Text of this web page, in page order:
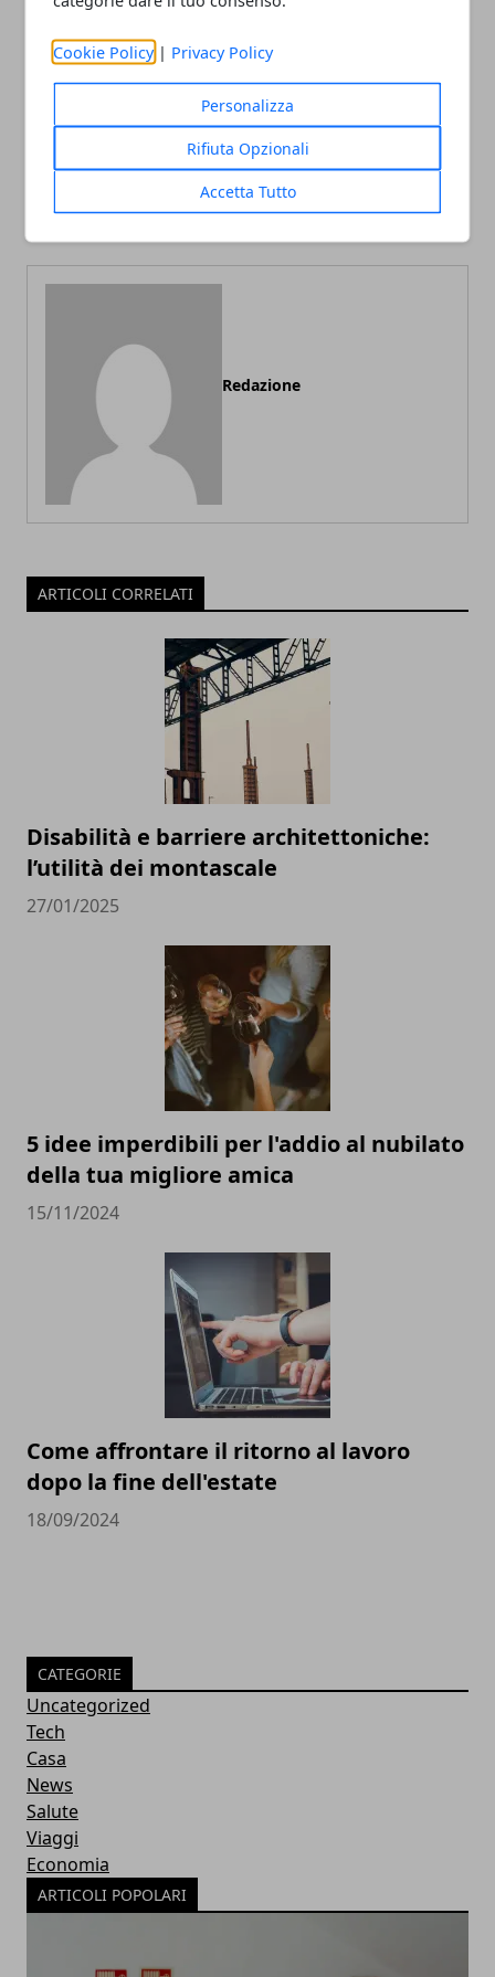
Cookie Policy | Privacy Policy
Personalizza
Rifiuta Opzionali
Accetta Tutto
Facebook
Luci di Natale, i migliori
allestimento da sogno
10 rimedi naturali per
l’ipertensione da provare
Redazione
ARTICOLI CORRELATI
Disabilità e barriere architettoniche:
l’utilità dei montascale
27/01/2025
5 idee imperdibili per l'addio al nubilato
della tua migliore amica
15/11/2024
Come affrontare il ritorno al lavoro
dopo la fine dell'estate
18/09/2024
CATEGORIE
Uncategorized
Tech
Casa
News
Salute
Viaggi
Economia
ARTICOLI POPOLARI